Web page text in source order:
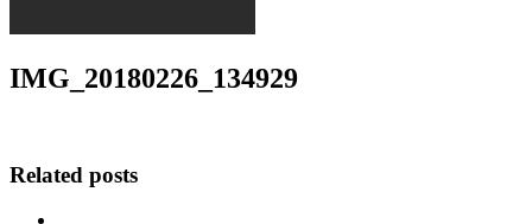
IMG_20180226_134929
Related posts